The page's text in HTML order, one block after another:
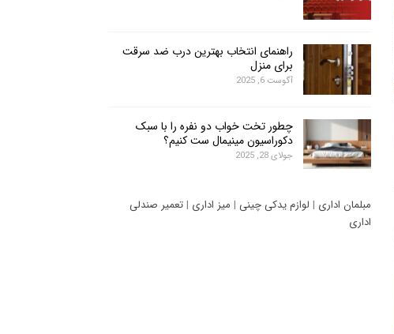
راهنمای انتخاب بهترین درب ضد سرقت
برای منزل
آگوست 6, 2025
چطور تخت خواب دو نفره را با سبک
دکوراسیون مینیمال ست کنیم؟
جولای 28, 2025
مبلمان اداری | لوازم یدکی چینی | میز اداری | تعمیر صندلی
اداری